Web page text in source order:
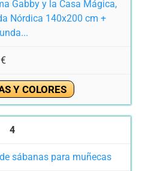
Gabby y la Casa Mágica,
Nórdica 140x200 cm +
Y COLORES
4